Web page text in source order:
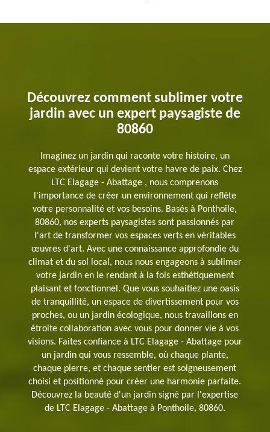
Découvrez comment sublimer votre
jardin avec un expert paysagiste de
80860
Imaginez un jardin qui raconte votre histoire, un
espace extérieur qui devient votre havre de paix. Chez
LTC Elagage - Abattage , nous comprenons
l'importance de créer un environnement qui reflète
votre personnalité et vos besoins. Basés à Ponthoile,
80860, nos experts paysagistes sont passionnés par
l'art de transformer vos espaces verts en véritables
œuvres d'art. Avec une connaissance approfondie du
climat et du sol local, nous nous engageons à sublimer
votre jardin en le rendant à la fois esthétiquement
plaisant et fonctionnel. Que vous souhaitiez une oasis
de tranquillité, un espace de divertissement pour vos
proches, ou un jardin écologique, nous travaillons en
étroite collaboration avec vous pour donner vie à vos
visions. Faites confiance à LTC Elagage - Abattage pour
un jardin qui vous ressemble, où chaque plante,
chaque pierre, et chaque sentier est soigneusement
choisi et positionné pour créer une harmonie parfaite.
Découvrez la beauté d'un jardin signé par l'expertise
de LTC Elagage - Abattage à Ponthoile, 80860.